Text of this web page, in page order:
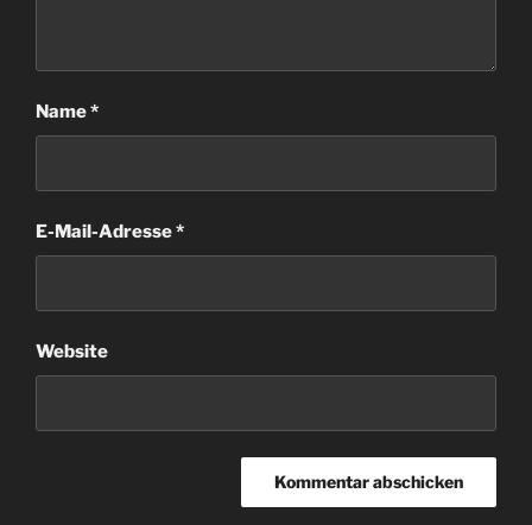
Name*
E-Mail-Adresse*
Website